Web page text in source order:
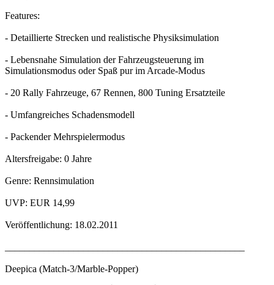
Features:
- Detaillierte Strecken und realistische Physiksimulation
- Lebensnahe Simulation der Fahrzeugsteuerung im
Simulationsmodus oder Spaß pur im Arcade-Modus
- 20 Rally Fahrzeuge, 67 Rennen, 800 Tuning Ersatzteile
- Umfangreiches Schadensmodell
- Packender Mehrspielermodus
Altersfreigabe: 0 Jahre
Genre: Rennsimulation
UVP: EUR 14,99
Veröffentlichung: 18.02.2011
Deepica (Match-3/Marble-Popper)